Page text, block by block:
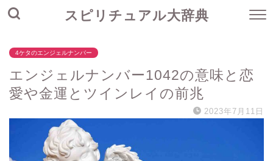
スピリチュアル大辞典
4ケタのエンジェルナンバー
エンジェルナンバー1042の意味と恋
愛や金運とツインレイの前兆
2023年7月11日